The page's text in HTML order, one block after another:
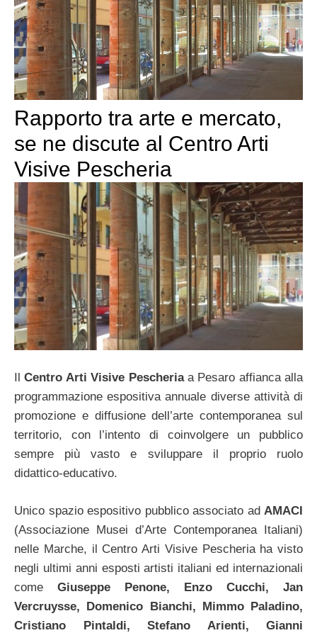
Rapporto tra arte e mercato,
se ne discute al Centro Arti
Visive Pescheria
IlCentro Arti Visive Pescheriaa Pesaro affianca alla
programmazione espositiva annuale diverse attività di
promozione e diffusione dell’arte contemporanea sul
territorio, con l’intento di coinvolgere un pubblico
sempre più vasto e sviluppare il proprio ruolo
didattico-educativo.
Unico spazio espositivo pubblico associato ad AMACI
(Associazione Musei d’Arte Contemporanea Italiani)
nelle Marche, il Centro Arti Visive Pescheria ha visto
negli ultimi anni esposti artisti italiani ed internazionali
come Giuseppe Penone, Enzo Cucchi, Jan
Vercruysse, Domenico Bianchi, Mimmo Paladino,
Cristiano Pintaldi, Stefano Arienti, Gianni